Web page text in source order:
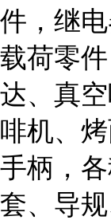
件，继
载荷零
达、真
啡机、
手柄，
套、导